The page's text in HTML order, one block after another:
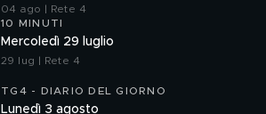
04 ago | Rete 4
10 MINUTI
Mercoledì 29 luglio
29 lug | Rete 4
TG4 - DIARIO DEL GIORNO
Lunedì 3 agosto